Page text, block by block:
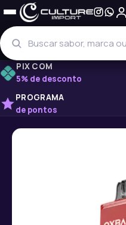
PIX COM
5% de desconto
PROGRAMA
de pontos